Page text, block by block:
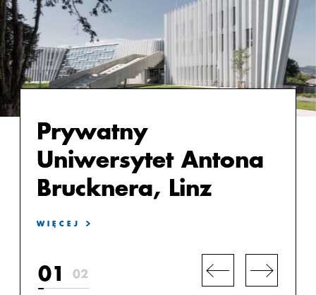
Prywatny
Uniwersytet Antona
Brucknera, Linz
WIĘCEJ
Prywatny
Uniwersytet Antona
Brucknera, Linz
WIĘCEJ
01 02